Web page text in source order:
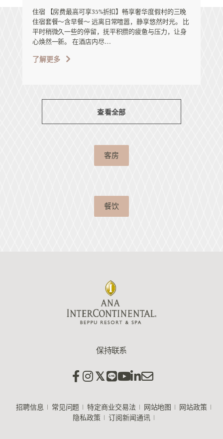
住宿 【房费最高可享35%折扣】畅享奢华度假村的三晚
住宿套餐～含早餐～ 远离日常喧嚣，静享悠然时光。 比
平时稍微久一些的停留，抚平积攒的疲惫与压力，让身
心焕然一新。 在酒店内尽…
了解更多
查看全部
客房
餐饮
保持联系
招聘信息 常见问题 特定商业交易法 网站地图
网站政策
隐私政策
订阅新闻通讯